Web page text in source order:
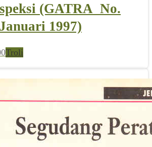
(GATRA_No.
1997)
Troli